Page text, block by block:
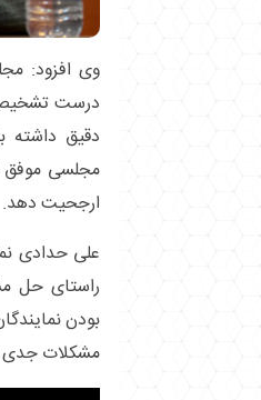
وی افزود:
درست تشخیص
دقیق داشته
مجلسی موفق
ارجحیت دهد.
علی حدادی
راستای حل
بودن
مشکلات جدی